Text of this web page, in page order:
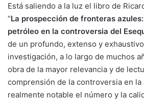
Está saliendo a la luz el libro de
“La prospección de fronteras
petróleo en la controversia del
de un profundo, extenso y
investigación, a lo largo de muchos
obra de la mayor relevancia y de
comprensión de la controversia en la
realmente notable el número y la